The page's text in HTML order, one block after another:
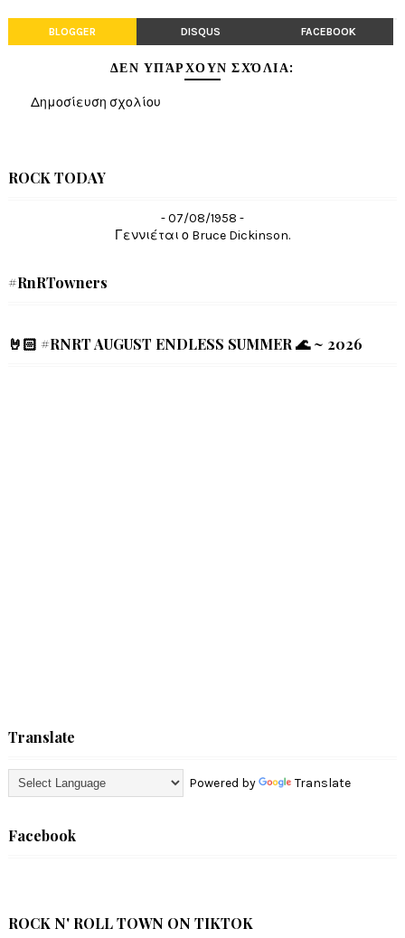
BLOGGER DISQUS FACEBOOK
ΔΕΝ ΥΠΆΡΧΟΥΝ ΣΧΌΛΙΑ:
Δημοσίευση σχολίου
ROCK TODAY
- 07/08/1958 -
Γεννιέται ο Bruce Dickinson.
#RnRTowners
🤘🏻 #RNRT AUGUST ENDLESS SUMMER 🌊 ~ 2026
Translate
Powered by Translate
Facebook
ROCK N' ROLL TOWN ON TIKTOK